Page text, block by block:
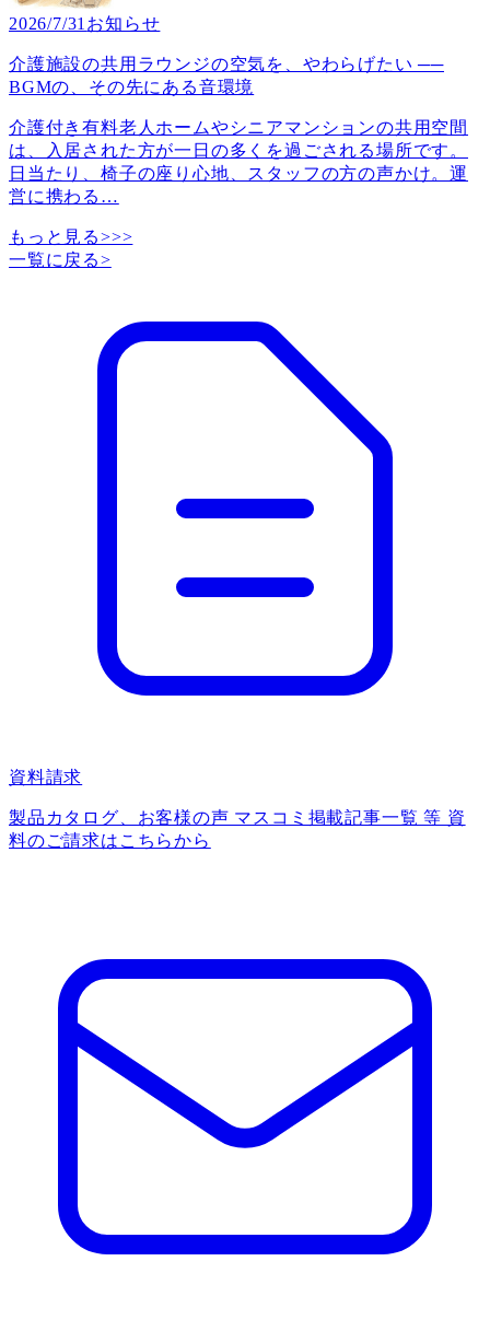
2026/7/31 お知らせ
介護施設の共用ラウンジの空気を、やわらげたい ──
BGMの、その先にある音環境
介護付き有料老人ホームやシニアマンションの共用空間
は、入居された方が一日の多くを過ごされる場所です。
日当たり、椅子の座り心地、スタッフの方の声かけ。運
営に携わる …
もっと見る>>>
一覧に戻る>
資料請求
製品カタログ、お客様の声 マスコミ掲載記事一覧 等 資
料のご請求はこちらから